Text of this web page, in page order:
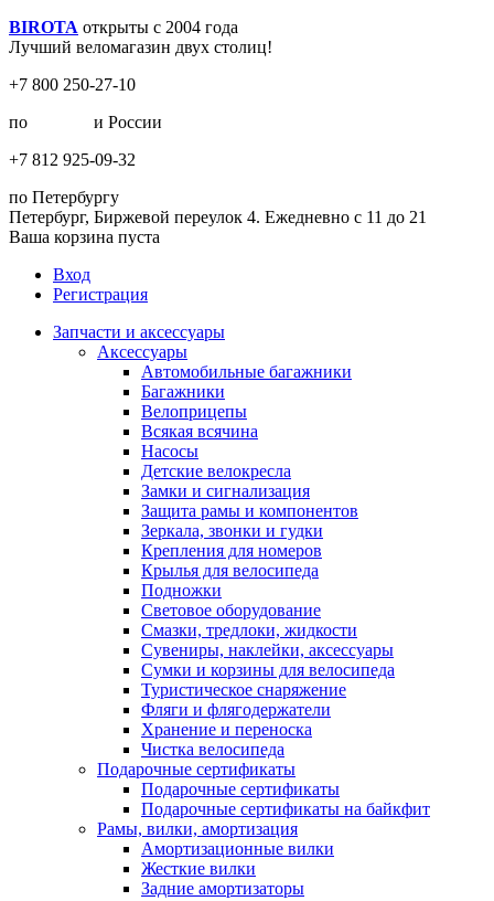
BIROTA открыты с 2004 года
Лучший веломагазин двух столиц!
+7 800 250-27-10
по
и России
+7 812 925-09-32
по Петербургу
Петербург, Биржевой переулок 4. Ежедневно с 11 до 21
Ваша корзина пуста
Вход
Регистрация
Запчасти и аксессуары
Аксессуары
Автомобильные багажники
Багажники
Велоприцепы
Всякая всячина
Насосы
Детские велокресла
Замки и сигнализация
Защита рамы и компонентов
Зеркала, звонки и гудки
Крепления для номеров
Крылья для велосипеда
Подножки
Световое оборудование
Смазки, тредлоки, жидкости
Сувениры, наклейки, аксессуары
Сумки и корзины для велосипеда
Туристическое снаряжение
Фляги и флягодержатели
Хранение и переноска
Чистка велосипеда
Подарочные сертификаты
Подарочные сертификаты
Подарочные сертификаты на байкфит
Рамы, вилки, амортизация
Амортизационные вилки
Жесткие вилки
Задние амортизаторы